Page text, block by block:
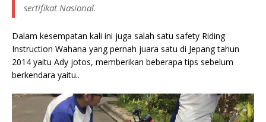
sertifikat Nasional.
Dalam kesempatan kali ini juga salah satu safety Riding
Instruction Wahana yang pernah juara satu di Jepang tahun
2014 yaitu Ady jotos, memberikan beberapa tips sebelum
berkendara yaitu..